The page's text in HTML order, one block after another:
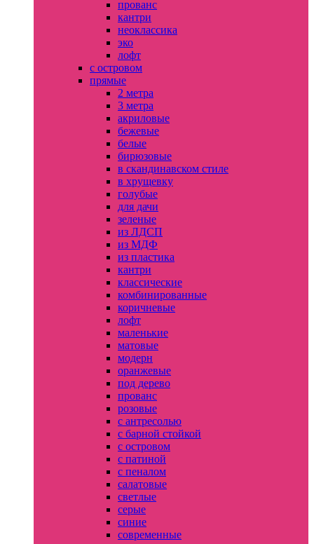
прованс
кантри
неоклассика
эко
лофт
с островом
прямые
2 метра
3 метра
акриловые
бежевые
белые
бирюзовые
в скандинавском стиле
в хрущевку
голубые
для дачи
зеленые
из ЛДСП
из МДФ
из пластика
кантри
классические
комбинированные
коричневые
лофт
маленькие
матовые
модерн
оранжевые
под дерево
прованс
розовые
с антресолью
с барной стойкой
с островом
с патиной
с пеналом
салатовые
светлые
серые
синие
современные